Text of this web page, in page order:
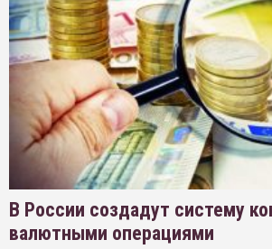
В России создадут систему
валютными операциями